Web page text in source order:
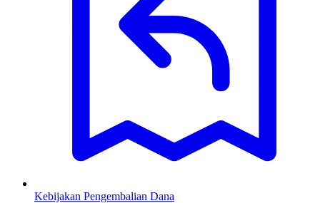
Kebijakan Pengembalian Dana